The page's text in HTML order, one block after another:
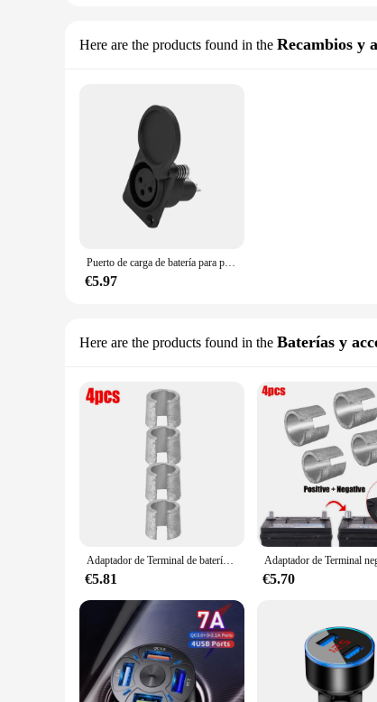
Here are the products found in the Recambios y
Puerto de carga de batería para patinete eléctrico, adaptador de enchufe de 3 clavijas, Cable de carga para silla de ruedas eléctrica, Innuovo/wisking
€5.97
Here are the products found in the Baterías y
Adaptador de Terminal de batería de coche, pieza de reparación de cabeza de pila de coche, 4 unidades
€5.81 €5.70